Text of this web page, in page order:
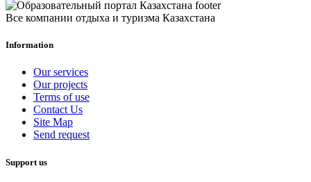
Все компании отдыха и туризма Казахстана
Information
Our services
Our projects
Terms of use
Contact Us
Site Map
Send request
Support us